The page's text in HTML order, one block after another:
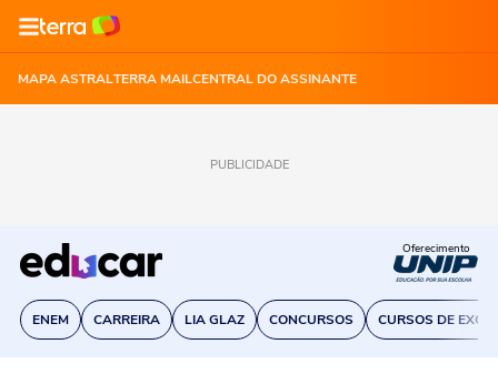
MAPA ASTRALTERRA MAILCENTRAL DO ASSINANTE
PUBLICIDADE
ENEM CARREIRA LIA GLAZ CONCURSOS CURSOS DE EXCEL
Oferecimento